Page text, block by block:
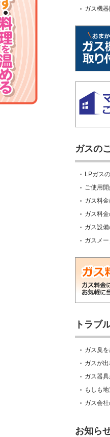
ガス機
ガスの
LPガス
ご使用
ガス料
ガス料
ガス設
ガスメ
トラブ
ガス臭
ガスが
ガス器
もしも
ガス会
お知ら